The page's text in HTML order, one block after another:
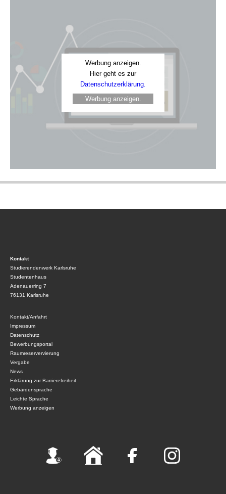
Werbung anzeigen.
Hier geht es zur
Datenschutzerklärung.
Werbung anzeigen.
Kontakt
Studierendenwerk Karlsruhe
Studentenhaus
Adenauerring 7
76131 Karlsruhe
Kontakt/Anfahrt
Impressum
Datenschutz
Bewerbungsportal
Raumreservervierung
Vergabe
News
Erklärung zur Barrierefreiheit
Gebärdensprache
Leichte Sprache
Werbung anzeigen